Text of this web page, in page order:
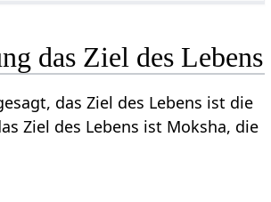
das Ziel des Lebens
das Ziel des Lebens ist die
Ziel des Lebens ist Moksha, die